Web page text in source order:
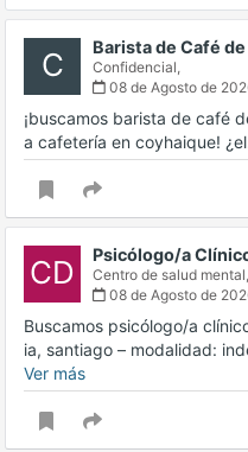
C Barista de Café
Confidencial,
08 de Agosto de
¡buscamos barista de café
a cafetería en coyhaique!
CD Psicólogo/a
Centro de salud mental,
08 de Agosto de
Buscamos psicólogo/a
ia, santiago – modalidad:
Ver más